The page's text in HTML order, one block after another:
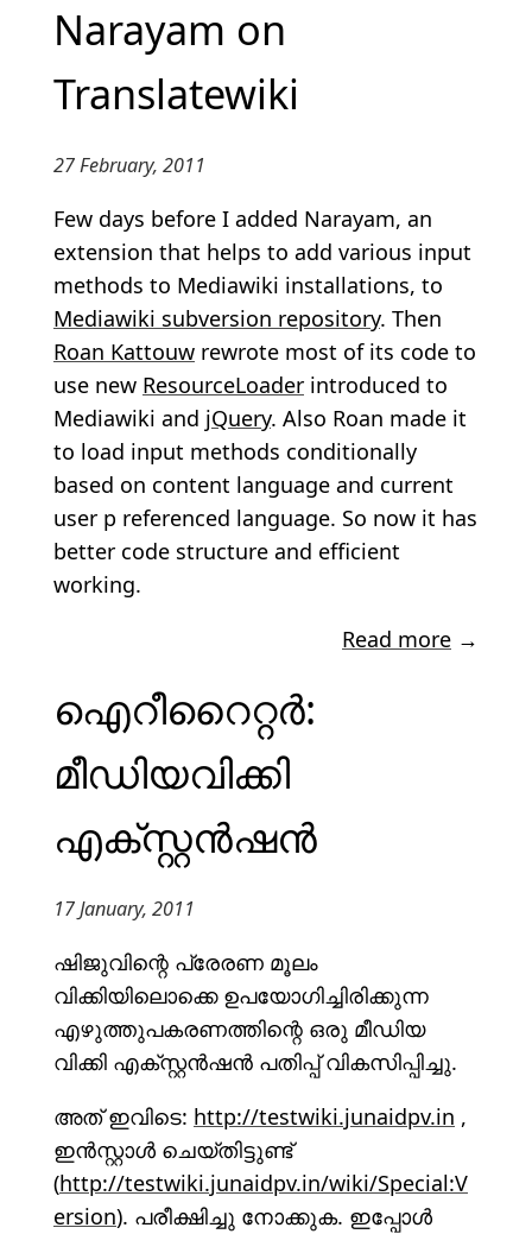
Narayam on
Translatewiki
27 February, 2011
Few days before I added Narayam, an
extension that helps to add various input
methods to Mediawiki installations, to
Mediawiki subversion repository. Then
Roan Kattouw rewrote most of its code to
use new ResourceLoader introduced to
Mediawiki and jQuery. Also Roan made it
to load input methods conditionally
based on content language and current
user p referenced language. So now it has
better code structure and efficient
working.
Read more →
ഐറീറൈറ്റർ:
മീഡിയവിക്കി
എക്സ്റ്റൻഷൻ
17 January, 2011
ഷിജുവിന്റെ പ്രേരണ മൂലം
വിക്കിയിലൊക്കെ ഉപയോഗിച്ചിരിക്കുന്ന
എഴുത്തുപകരണത്തിന്റെ ഒരു മീഡിയ
വിക്കി എക്സ്റ്റൻഷൻ പതിപ്പ് വികസിപ്പിച്ചു.
അത് ഇവിടെ: http://testwiki.junaidpv.in ,
ഇൻസ്റ്റാൾ ചെയ്തിട്ടുണ്ട്
(http://testwiki.junaidpv.in/wiki/Special:V
ersion). പരീക്ഷിച്ചു നോക്കുക. ഇപ്പോൾ